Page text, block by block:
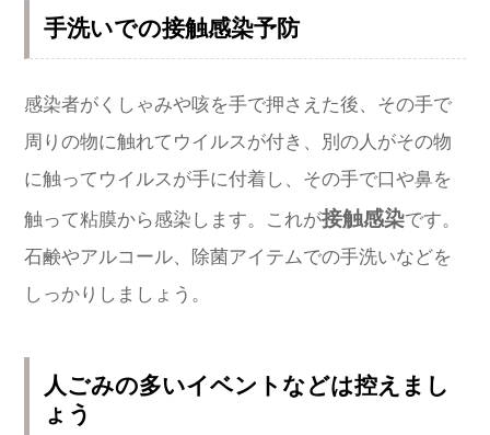
手洗いでの接触感染予防
感染者がくしゃみや咳を手で押さえた後、その手で
周りの物に触れてウイルスが付き、別の人がその物
に触ってウイルスが手に付着し、その手で口や鼻を
触って粘膜から感染します。これが接触感染です。
石鹸やアルコール、除菌アイテムでの手洗いなどを
しっかりしましょう。
人ごみの多いイベントなどは控えまし
ょう